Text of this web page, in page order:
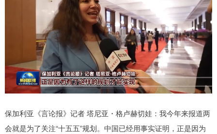
保加利亚《言论报》记者 塔尼亚・格卢赫切娃：我今年来报道两
会就是为了关注“十五五”规划。中国已经用事实证明，正是因为